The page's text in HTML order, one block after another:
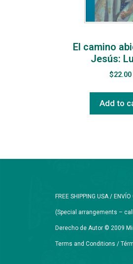
El camino
Jesús:
$22.00
Add to
FREE SHIPPING USA /
(Special arrangements –
Derecho de Autor © 2009
Terms and Conditions /